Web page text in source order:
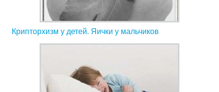
Крипторхизм у детей. Яички у мальчиков